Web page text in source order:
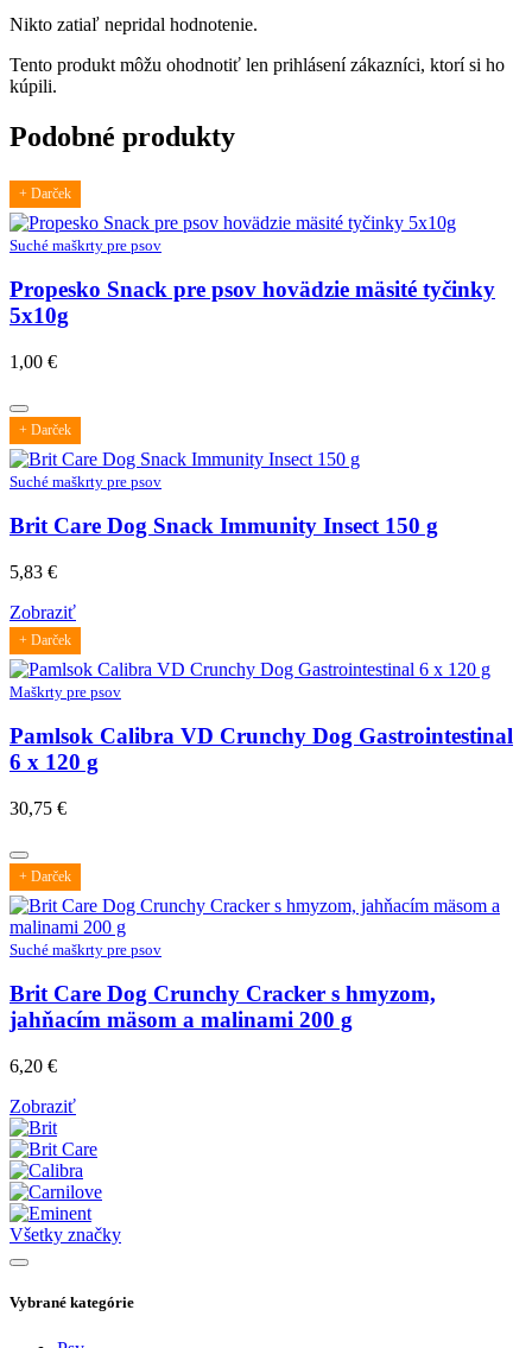
Nikto zatiaľ nepridal hodnotenie.
Tento produkt môžu ohodnotiť len prihlásení zákazníci, ktorí si ho
kúpili.
Podobné produkty
+ Darček
Suché maškrty pre psov
Propesko Snack pre psov hovädzie mäsité tyčinky
5x10g
1,00 €
+ Darček
Suché maškrty pre psov
Brit Care Dog Snack Immunity Insect 150 g
5,83 €
Zobraziť
+ Darček
Maškrty pre psov
Pamlsok Calibra VD Crunchy Dog Gastrointestinal
6 x 120 g
30,75 €
+ Darček
Suché maškrty pre psov
Brit Care Dog Crunchy Cracker s hmyzom,
jahňacím mäsom a malinami 200 g
6,20 €
Zobraziť
Všetky značky
Vybrané kategórie